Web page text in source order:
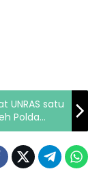
UNRAS satu
Polda